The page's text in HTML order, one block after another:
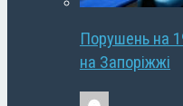
Порушень на
на Запоріжжі